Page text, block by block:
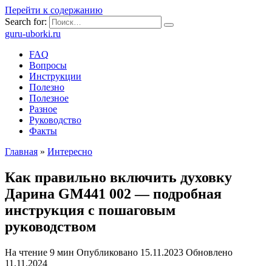
Перейти к содержанию
Search for:
guru-uborki.ru
FAQ
Вопросы
Инструкции
Полезно
Полезное
Разное
Руководство
Факты
Главная » Интересно
Как правильно включить духовку
Дарина GM441 002 — подробная
инструкция с пошаговым
руководством
На чтение 9 мин Опубликовано 15.11.2023 Обновлено
11.11.2024